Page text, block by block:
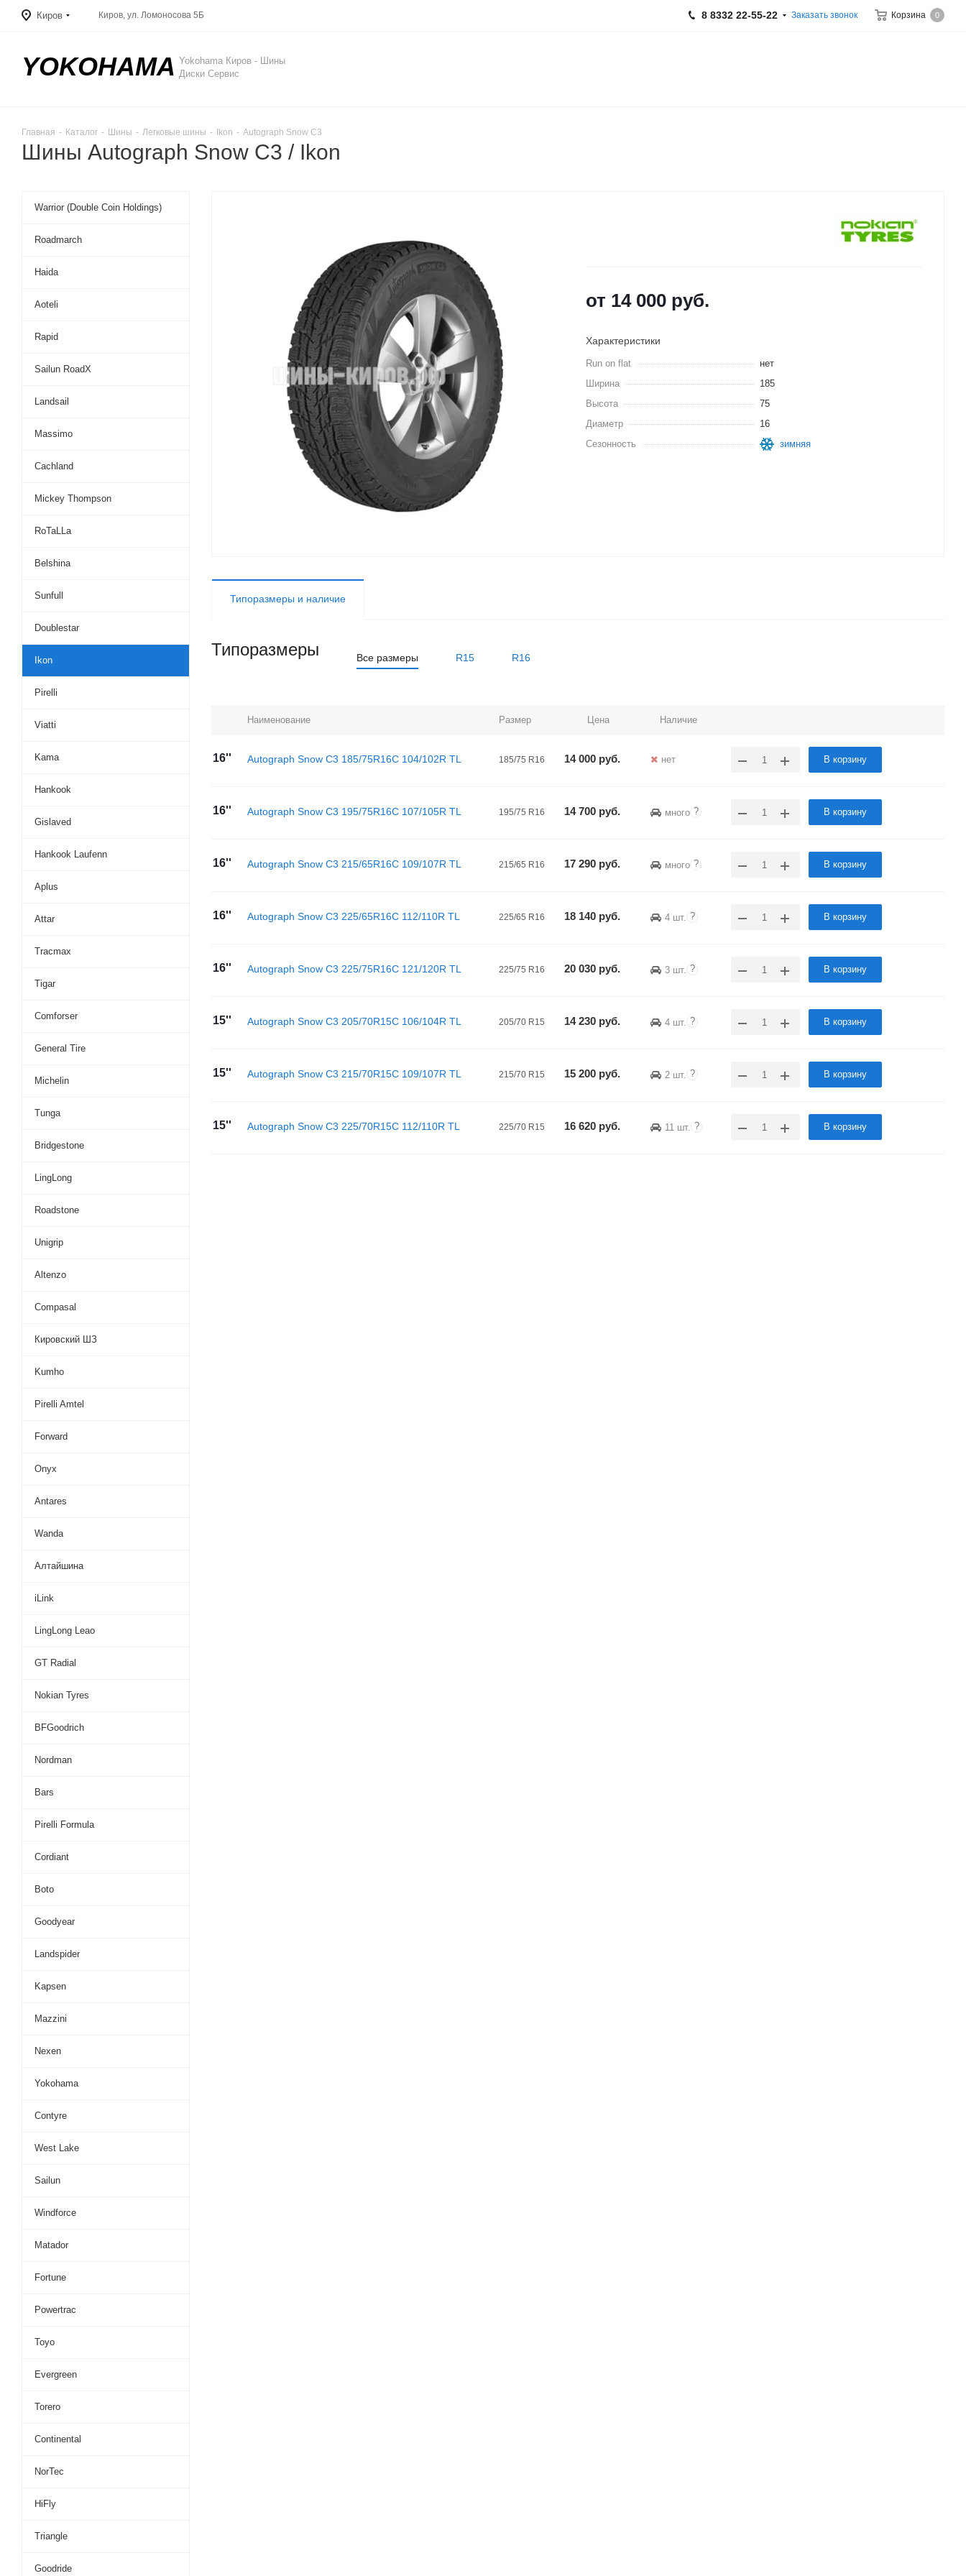
Киров Корзина 0
Киров, ул. Ломоносова 5Б 8 8332 22-55-22 Заказать звонок
YOKOHAMA Yokohama Киров - Шины
Диски Сервис
Главная - Каталог - Шины - Легковые шины - Ikon - Autograph Snow C3
Шины Autograph Snow C3 / Ikon
от 14 000 руб.
Характеристики
Run on flat
нет
Ширина
185
Высота
75
Диаметр
16
Сезонность
зимняя
Типоразмеры и наличие
Типоразмеры Все размеры R15 R16
Наименование Размер Цена Наличие
16'' Autograph Snow C3 185/75R16C 104/102R TL 185/75 R16 14 000 руб. нет В корзину
16'' Autograph Snow C3 195/75R16C 107/105R TL 195/75 R16 14 700 руб. много ? В корзину
16'' Autograph Snow C3 215/65R16C 109/107R TL 215/65 R16 17 290 руб. много ? В корзину
16'' Autograph Snow C3 225/65R16C 112/110R TL 225/65 R16 18 140 руб. 4 шт. ? В корзину
16'' Autograph Snow C3 225/75R16C 121/120R TL 225/75 R16 20 030 руб. 3 шт. ? В корзину
15'' Autograph Snow C3 205/70R15C 106/104R TL 205/70 R15 14 230 руб. 4 шт. ? В корзину
15'' Autograph Snow C3 215/70R15C 109/107R TL 215/70 R15 15 200 руб. 2 шт. ? В корзину
15'' Autograph Snow C3 225/70R15C 112/110R TL 225/70 R15 16 620 руб. 11 шт. ? В корзину
Warrior (Double Coin Holdings)
Roadmarch
Haida
Aoteli
Rapid
Sailun RoadX
Landsail
Massimo
Cachland
Mickey Thompson
RoTaLLa
Belshina
Sunfull
Doublestar
Ikon
Pirelli
Viatti
Kama
Hankook
Gislaved
Hankook Laufenn
Aplus
Attar
Tracmax
Tigar
Comforser
General Tire
Michelin
Tunga
Bridgestone
LingLong
Roadstone
Unigrip
Altenzo
Compasal
Кировский ШЗ
Kumho
Pirelli Amtel
Forward
Onyx
Antares
Wanda
Алтайшина
iLink
LingLong Leao
GT Radial
Nokian Tyres
BFGoodrich
Nordman
Bars
Pirelli Formula
Cordiant
Boto
Goodyear
Landspider
Kapsen
Mazzini
Nexen
Yokohama
Contyre
West Lake
Sailun
Windforce
Matador
Fortune
Powertrac
Toyo
Evergreen
Torero
Continental
NorTec
HiFly
Triangle
Goodride